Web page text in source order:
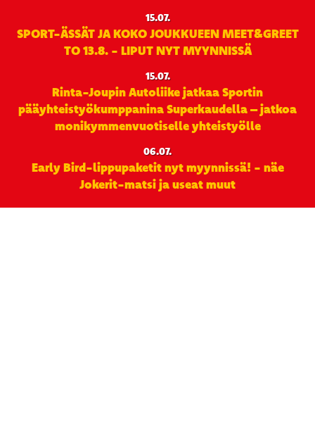
15.07.
SPORT-ÄSSÄT JA KOKO JOUKKUEEN MEET&GREET
TO 13.8. - LIPUT NYT MYYNNISSÄ
15.07.
Rinta-Joupin Autoliike jatkaa Sportin
pääyhteistyökumppanina Superkaudella – jatkoa
monikymmenvuotiselle yhteistyölle
06.07.
Early Bird-lippupaketit nyt myynnissä! - näe
Jokerit-matsi ja useat muut